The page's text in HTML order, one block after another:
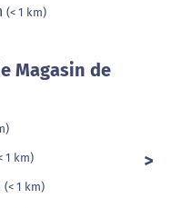
(< 1 km)
Magasin de
1 km)
(< 1 km)